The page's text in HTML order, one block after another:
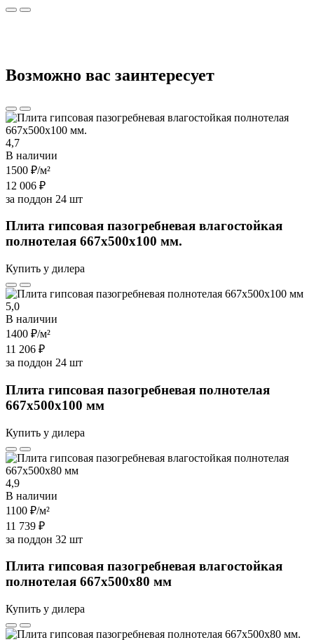
Возможно вас заинтересует
4,7
В наличии
1500 ₽/м²
12 006 ₽
за поддон 24 шт
Плита гипсовая пазогребневая влагостойкая
полнотелая 667х500х100 мм.
Купить у дилера
5,0
В наличии
1400 ₽/м²
11 206 ₽
за поддон 24 шт
Плита гипсовая пазогребневая полнотелая
667х500х100 мм
Купить у дилера
4,9
В наличии
1100 ₽/м²
11 739 ₽
за поддон 32 шт
Плита гипсовая пазогребневая влагостойкая
полнотелая 667х500х80 мм
Купить у дилера